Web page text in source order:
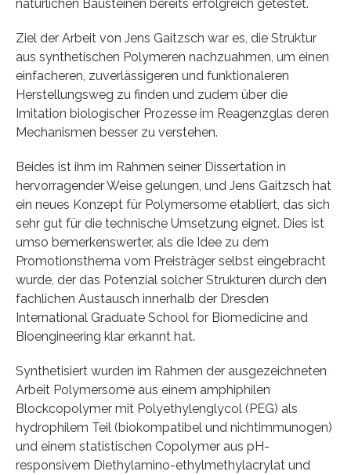
natürlichen Bausteinen bereits erfolgreich getestet.
Ziel der Arbeit von Jens Gaitzsch war es, die Struktur
aus synthetischen Polymeren nachzuahmen, um einen
einfacheren, zuverlässigeren und funktionaleren
Herstellungsweg zu finden und zudem über die
Imitation biologischer Prozesse im Reagenzglas deren
Mechanismen besser zu verstehen.
Beides ist ihm im Rahmen seiner Dissertation in
hervorragender Weise gelungen, und Jens Gaitzsch hat
ein neues Konzept für Polymersome etabliert, das sich
sehr gut für die technische Umsetzung eignet. Dies ist
umso bemerkenswerter, als die Idee zu dem
Promotionsthema vom Preisträger selbst eingebracht
wurde, der das Potenzial solcher Strukturen durch den
fachlichen Austausch innerhalb der Dresden
International Graduate School for Biomedicine and
Bioengineering klar erkannt hat.
Synthetisiert wurden im Rahmen der ausgezeichneten
Arbeit Polymersome aus einem amphiphilen
Blockcopolymer mit Polyethylenglycol (PEG) als
hydrophilem Teil (biokompatibel und nichtimmunogen)
und einem statistischen Copolymer aus pH-
responsivem Diethylamino-ethylmethylacrylat und